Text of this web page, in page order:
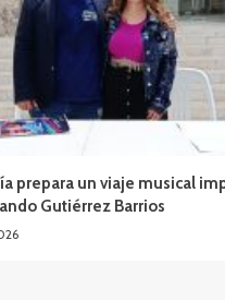
prepara un viaje musical
Gutiérrez Barrios